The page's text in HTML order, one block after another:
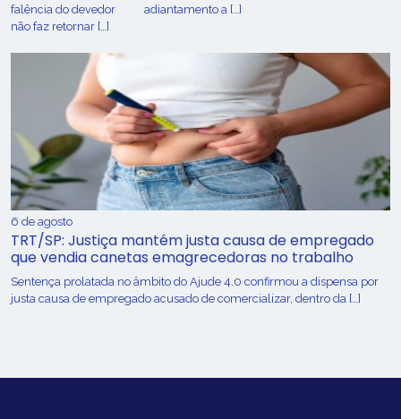
falência do devedor
não faz retornar […]
adiantamento a […]
6 de agosto
TRT/SP: Justiça mantém justa causa de empregado
que vendia canetas emagrecedoras no trabalho
Sentença prolatada no âmbito do Ajude 4.0 confirmou a dispensa por
justa causa de empregado acusado de comercializar, dentro da […]